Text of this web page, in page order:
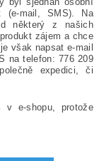
(e-mail, SMS). Na
některý z našich
zájem a chce
však napsat e-mail
na telefon: 776 209
expedici, či
v e-shopu, protože